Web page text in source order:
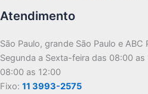
Atendimento
São Paulo, grande São Paulo e ABC
Segunda a Sexta-feira das 08:00
08:00 as 12:00
Fixo: 11 3993-2575